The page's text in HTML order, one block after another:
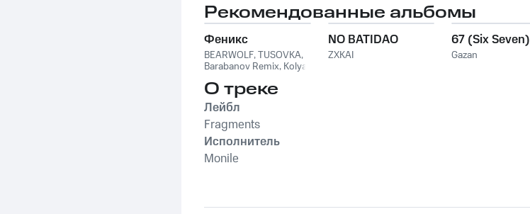
Рекомендованные альбомы
Феникс
BEARWOLF,TUSOVKA,
Barabanov Remix, Kolya
NO BATIDAO
ZXKAI
67 (Six Seven)
Gazan
О треке
Лейбл
Fragments
Исполнитель
Monile